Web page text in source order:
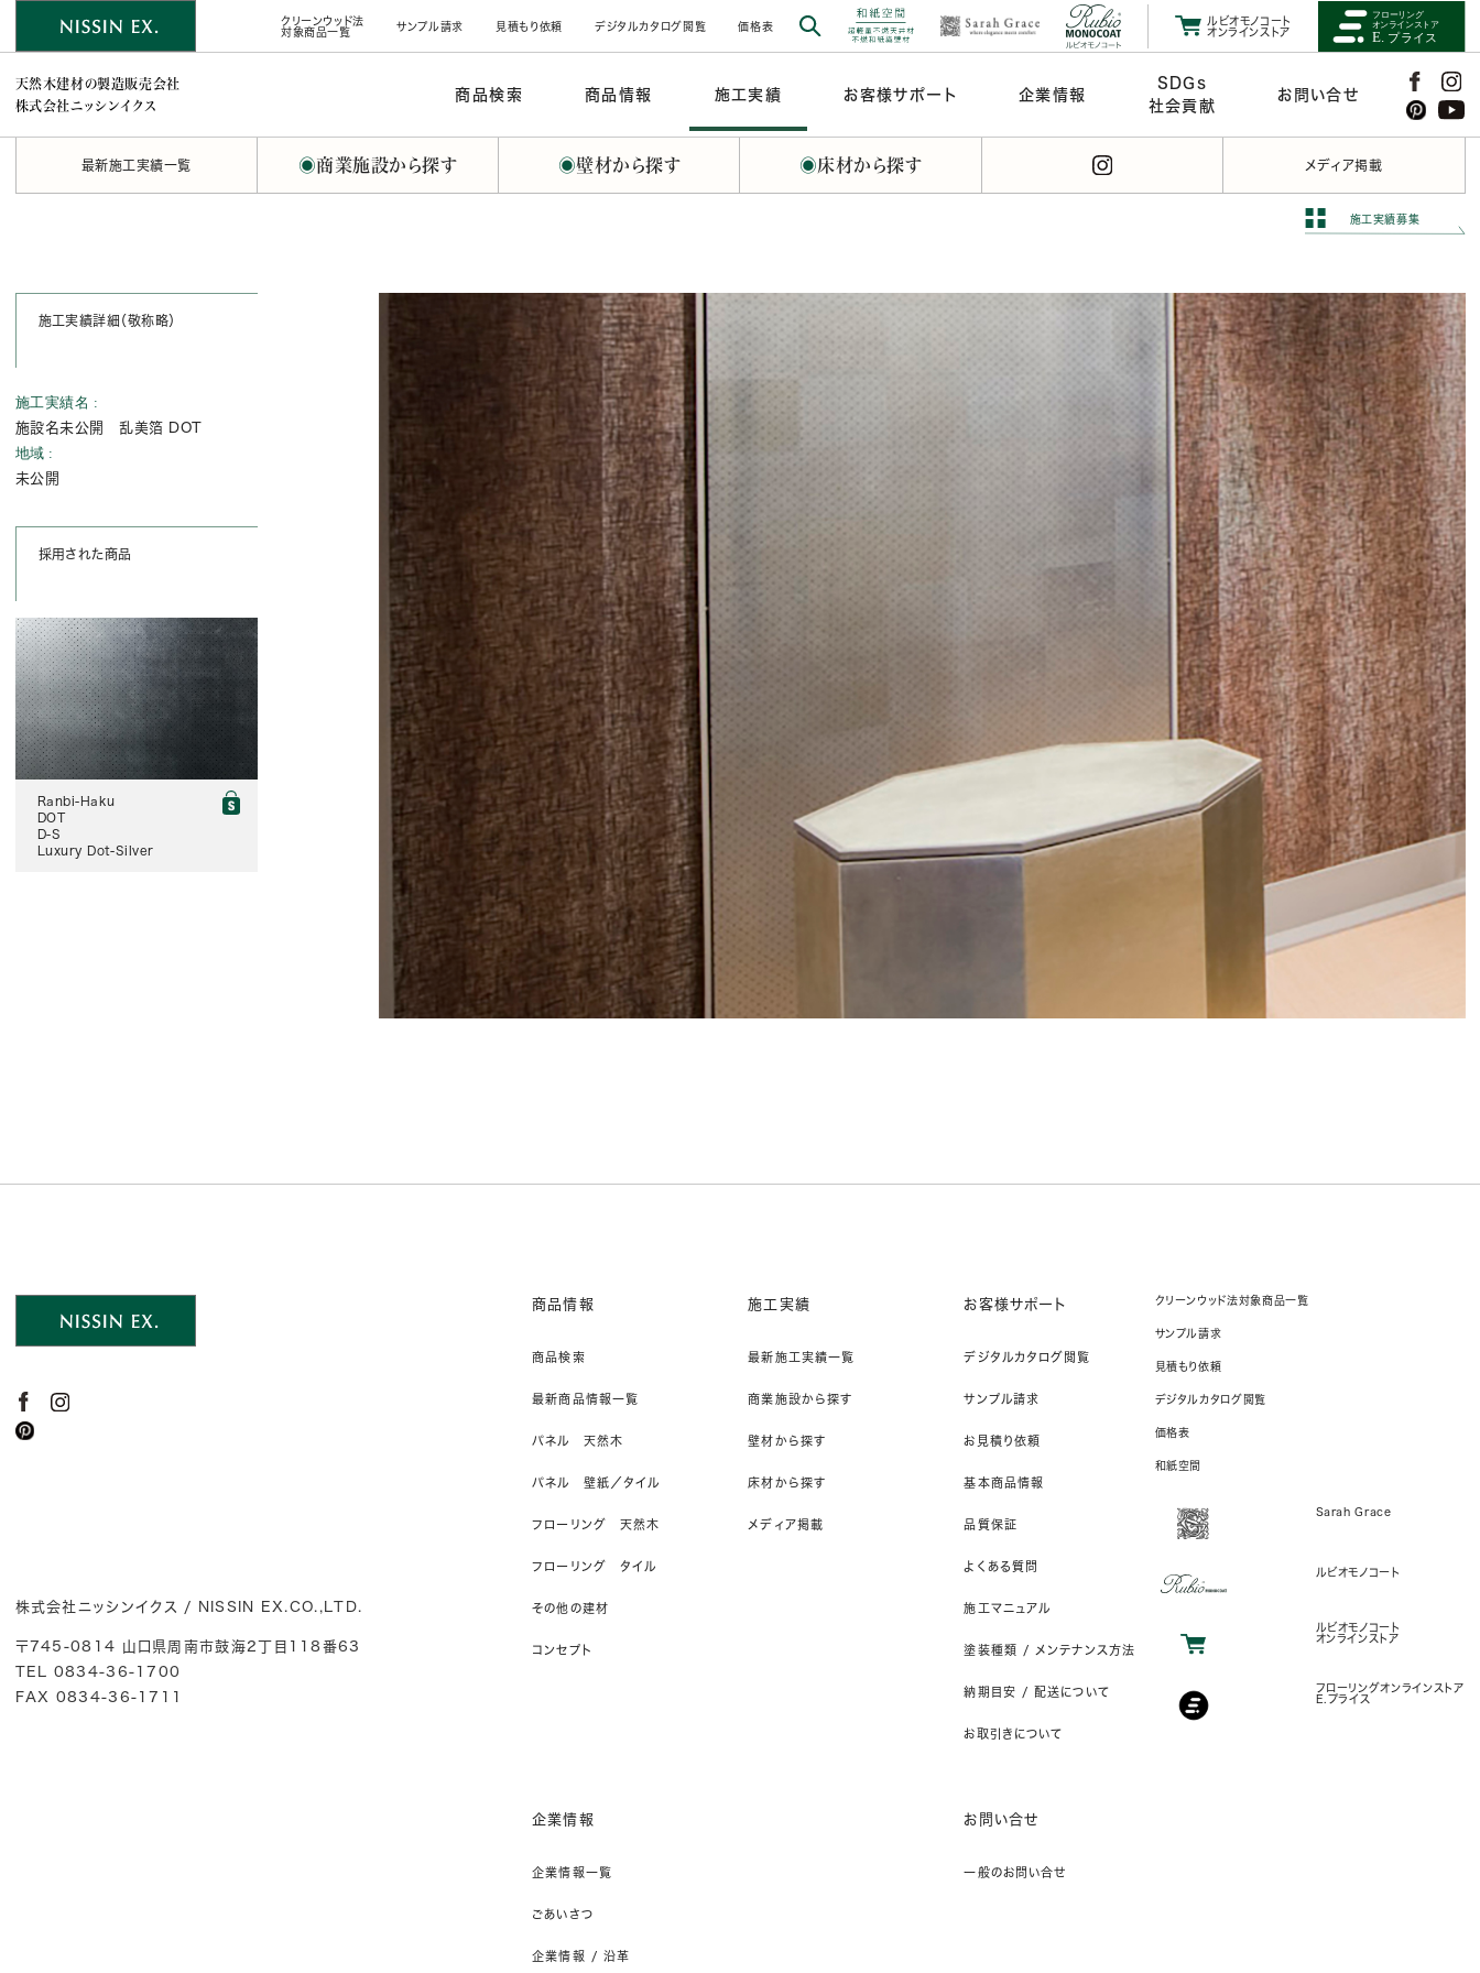
クリーンウッド法
対象商品一覧
サンプル請求 見積もり依頼 デジタルカタログ閲覧 価格表
ルビオモノコート
オンラインストア
天然木建材の製造販売会社
株式会社ニッシンイクス
商品検索 商品情報 施工実績 お客様サポート 企業情報
SDGs
社会貢献
お問い合せ
最新施工実績一覧 ◉商業施設から探す ◉壁材から探す ◉床材から探す メディア掲載
施工実績募集
施工実績詳細（敬称略）
施工実績名
施設名未公開 乱美箔 DOT
地域
未公開
採用された商品
Ranbi-Haku
DOT
D-S
Luxury Dot-Silver
株式会社ニッシンイクス / NISSIN EX.CO.,LTD.
〒745-0814 山口県周南市鼓海2丁目118番63
TEL 0834-36-1700
FAX 0834-36-1711
商品情報
商品検索
最新商品情報一覧
パネル 天然木
パネル 壁紙／タイル
フローリング 天然木
フローリング タイル
その他の建材
コンセプト
施工実績
最新施工実績一覧
商業施設から探す
壁材から探す
床材から探す
メディア掲載
お客様サポート
デジタルカタログ閲覧
サンプル請求
お見積り依頼
基本商品情報
品質保証
よくある質問
施工マニュアル
塗装種類 / メンテナンス方法
納期目安 / 配送について
お取引きについて
企業情報
企業情報一覧
ごあいさつ
企業情報 / 沿革
お問い合せ
一般のお問い合せ
クリーンウッド法対象商品一覧
サンプル請求
見積もり依頼
デジタルカタログ閲覧
価格表
和紙空間
Sarah Grace
ルビオモノコート
ルビオモノコート
オンラインストア
フローリングオンラインストア
E.プライス